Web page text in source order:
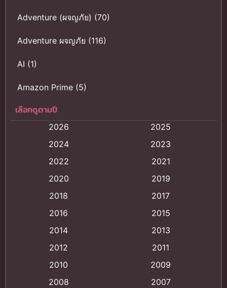
Adventure (ผจญภัย) (70)
Adventure ผจญภัย (116)
AI (1)
Amazon Prime (5)
Anal (ประตูหลัง)
Animation การ์ตูน
Animation อนิเมะ
Animation แอนิเมชัน
(9)
เลือกดูตามปี
2026
2025
2024
2023
2022
2021
2020
2019
2018
2017
2016
2015
2014
2013
2012
2011
2010
2009
2008
2007